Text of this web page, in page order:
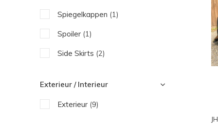
Spiegelkappen (1)
Spoiler (1)
Side Skirts (2)
Exterieur / Interieur
Exterieur (9)